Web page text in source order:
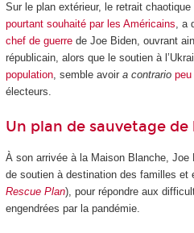
Sur le plan extérieur, le retrait chaotique
pourtant souhaité par les Américains, a
chef de guerrede Joe Biden, ouvrant
républicain, alors que le soutien à
population, semble avoir a contrario peu
électeurs.
Un plan de sauvetage
À son arrivée à la Maison Blanche,
de soutien à destination des familles et
Rescue Plan), pour répondre aux
engendrées par la pandémie.